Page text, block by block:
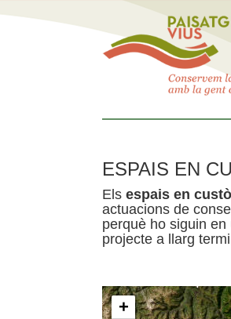
ESPAIS EN
Els espais en
actuacions de
perquè ho siguin
projecte a llarg
+